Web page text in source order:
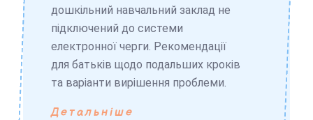
дошкільний навчальний заклад не
підключений до системи
електронної черги. Рекомендації
для батьків щодо подальших кроків
та варіанти вирішення проблеми.
Детальніше